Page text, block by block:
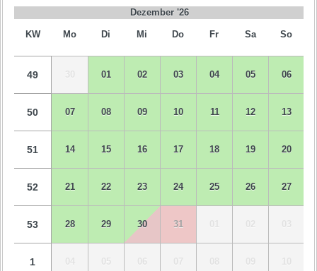
Dezember '26
KW Mo Di Mi Do Fr Sa So
49 30 01 02 03 04 05 06
50 07 08 09 10 11 12 13
51 14 15 16 17 18 19 20
52 21 22 23 24 25 26 27
53 28 29 30 31 02 03
1 05 06 09